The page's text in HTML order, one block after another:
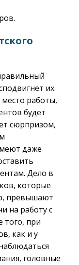
их
работы,
будет
сюрпризом,
даже
Дело в
которые
превышают
на работу с
того, при
как и у
головные